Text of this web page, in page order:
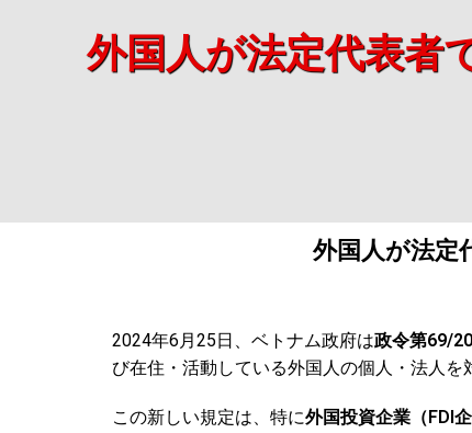
外国人が法定代表者
外国人が法定
2024年6月25日、ベトナム政府は政令第69/
び在住・活動している外国人の個人・法人を
この新しい規定は、特に外国投資企業（FDI企